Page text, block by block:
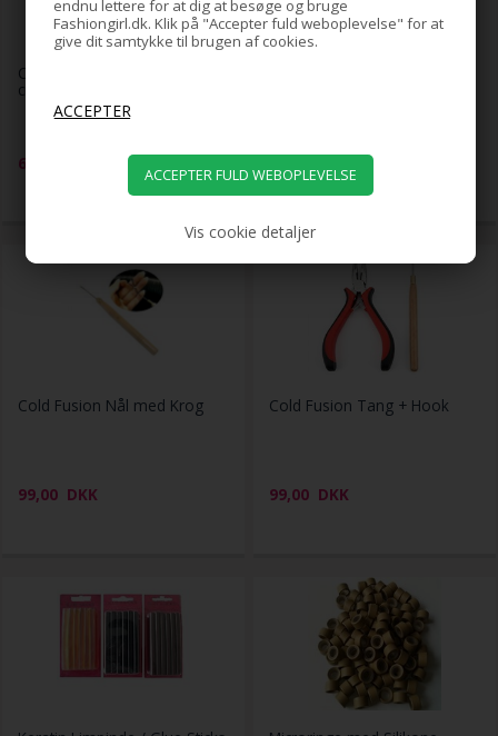
endnu lettere for at dig at besøge og bruge
Fashiongirl.dk. Klik på "Accepter fuld weboplevelse" for at
give dit samtykke til brugen af cookies.
Vis cookie detaljer
Cold Fusion Extensions - 60
cm - #613 Blond
699,00
Cold Fusion Nål med Krog
99,00 DKK
Cold Fusion Tang + Hook
99,00 DKK